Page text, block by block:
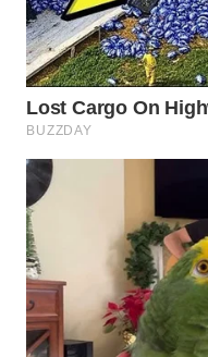
WN
SOLO
WN
BOROBUDUR
SURABAYA